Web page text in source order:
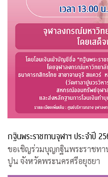
กฐินพระราชทานจุฬาฯ ประจำปี
ขอเชิญร่วมบุญกฐินพระราชทา
ปูน จังหวัดพระนครศรีอยุธยา